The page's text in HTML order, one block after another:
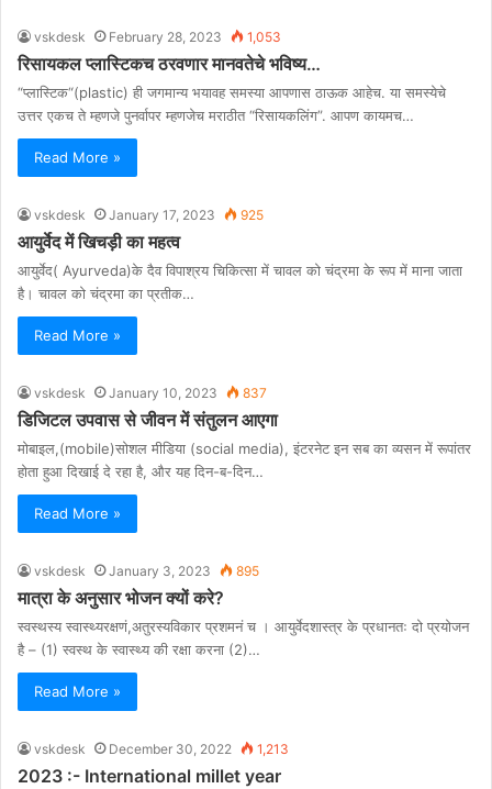
vskdesk February 28, 2023 1,053
रिसायकल प्लास्टिकच ठरवणार मानवतेचे भविष्य…
“प्लास्टिक“(plastic) ही जगमान्य भयावह समस्या आपणास ठाऊक आहेच. या समस्येचे
उत्तर एकच ते म्हणजे पुनर्वापर म्हणजेच मराठीत “रिसायकलिंग”. आपण कायमच…
Read More »
vskdesk January 17, 2023 925
आयुर्वेद में खिचड़ी का महत्व
आयुर्वेद( Ayurveda)के दैव विपाश्रय चिकित्सा में चावल को चंद्रमा के रूप में माना जाता
है। चावल को चंद्रमा का प्रतीक…
Read More »
vskdesk January 10, 2023 837
डिजिटल उपवास से जीवन में संतुलन आएगा
मोबाइल,(mobile)सोशल मीडिया (social media), इंटरनेट इन सब का व्यसन में रूपांतर
होता हुआ दिखाई दे रहा है, और यह दिन-ब-दिन…
Read More »
vskdesk January 3, 2023 895
मात्रा के अनुसार भोजन क्यों करे?
स्वस्थस्य स्वास्थ्यरक्षणं,अतुरस्यविकार प्रशमनं च । आयुर्वेदशास्त्र के प्रधानतः दो प्रयोजन
है – (1) स्वस्थ के स्वास्थ्य की रक्षा करना (2)…
Read More »
vskdesk December 30, 2022 1,213
2023 :- International millet year